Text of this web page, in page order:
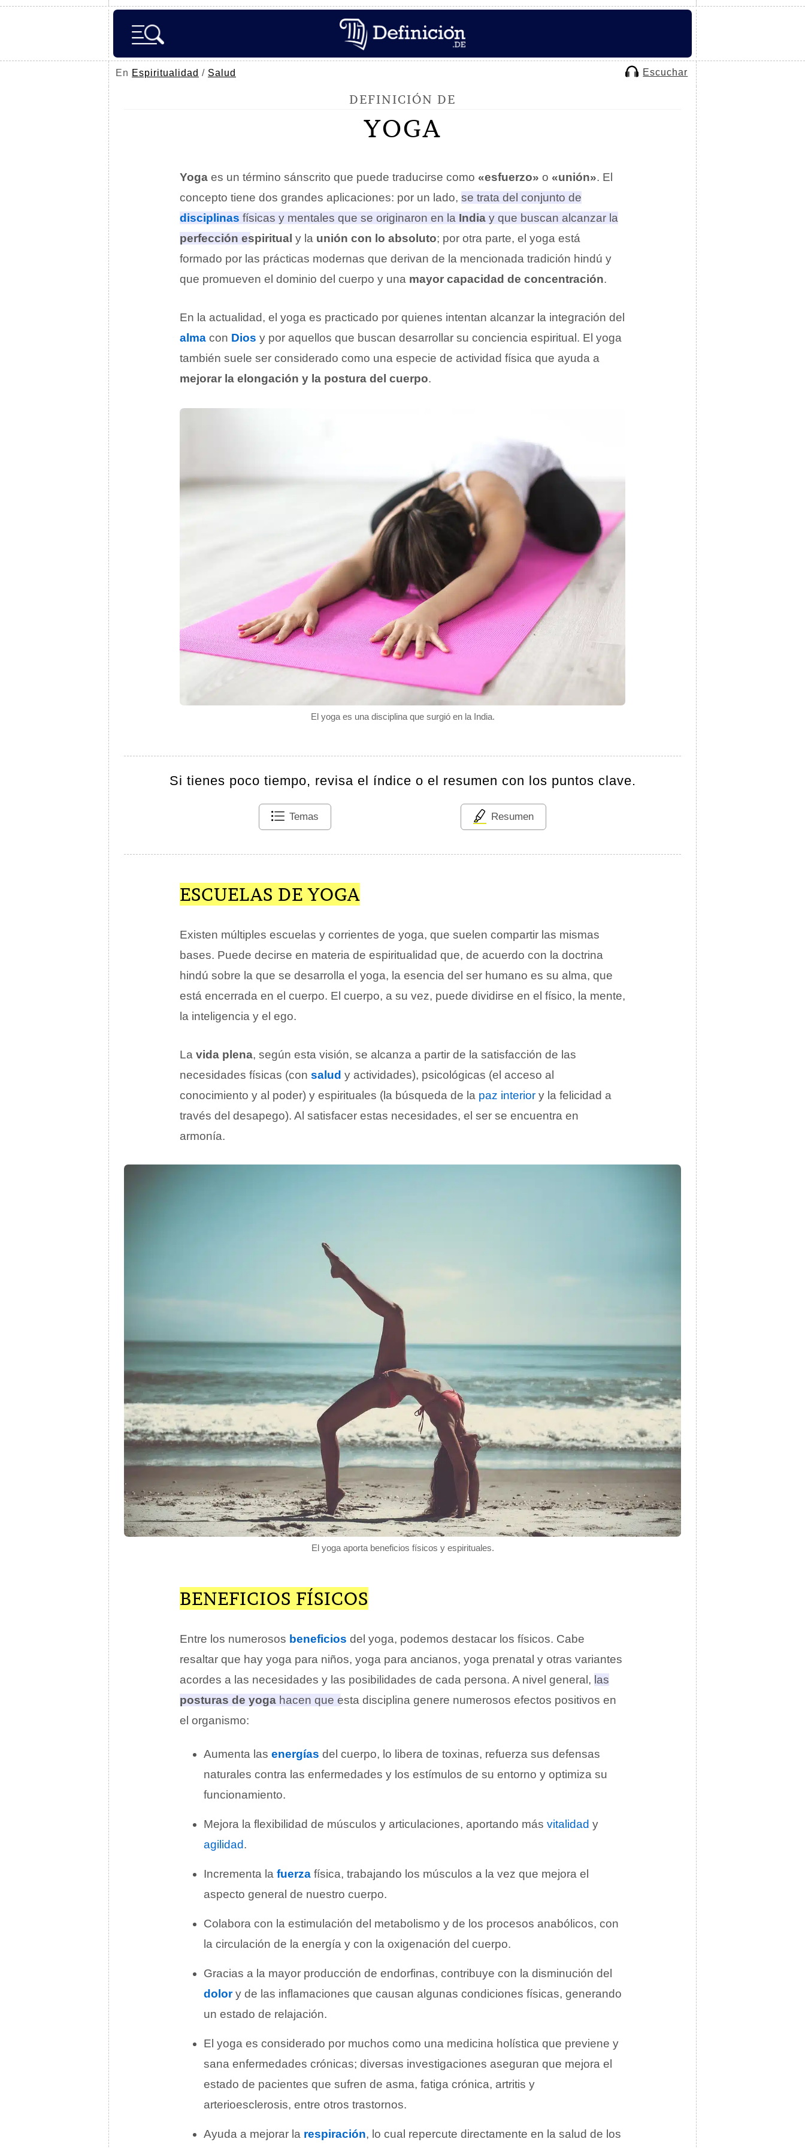
En Espiritualidad / Salud Escuchar
DEFINICIÓN DE
YOGA
El yoga es una disciplina que surgió en la India.
Yoga es un término sánscrito que puede traducirse como «esfuerzo» o «unión». El
concepto tiene dos grandes aplicaciones: por un lado, se trata del conjunto de
disciplinas físicas y mentales que se originaron en la India y que buscan alcanzar la
perfección espiritual y la unión con lo absoluto; por otra parte, el yoga está
formado por las prácticas modernas que derivan de la mencionada tradición hindú y
que promueven el dominio del cuerpo y una mayor capacidad de concentración.
En la actualidad, el yoga es practicado por quienes intentan alcanzar la integración del
alma con Dios y por aquellos que buscan desarrollar su conciencia espiritual. El yoga
también suele ser considerado como una especie de actividad física que ayuda a
mejorar la elongación y la postura del cuerpo.
Si tienes poco tiempo, revisa el índice o el resumen con los puntos clave.
Temas Resumen
ESCUELAS DE YOGA
Existen múltiples escuelas y corrientes de yoga, que suelen compartir las mismas
bases. Puede decirse en materia de espiritualidad que, de acuerdo con la doctrina
hindú sobre la que se desarrolla el yoga, la esencia del ser humano es su alma, que
está encerrada en el cuerpo. El cuerpo, a su vez, puede dividirse en el físico, la mente,
la inteligencia y el ego.
La vida plena, según esta visión, se alcanza a partir de la satisfacción de las
necesidades físicas (con salud y actividades), psicológicas (el acceso al
conocimiento y al poder) y espirituales (la búsqueda de la paz interior y la felicidad a
través del desapego). Al satisfacer estas necesidades, el ser se encuentra en
armonía.
El yoga aporta beneficios físicos y espirituales.
BENEFICIOS FÍSICOS
Entre los numerosos beneficios del yoga, podemos destacar los físicos. Cabe
resaltar que hay yoga para niños, yoga para ancianos, yoga prenatal y otras variantes
acordes a las necesidades y las posibilidades de cada persona. A nivel general, las
posturas de yoga hacen que esta disciplina genere numerosos efectos positivos en
el organismo:
Aumenta las energías del cuerpo, lo libera de toxinas, refuerza sus defensas
naturales contra las enfermedades y los estímulos de su entorno y optimiza su
funcionamiento.
Mejora la flexibilidad de músculos y articulaciones, aportando más vitalidad y
agilidad.
Incrementa la fuerza física, trabajando los músculos a la vez que mejora el
aspecto general de nuestro cuerpo.
Colabora con la estimulación del metabolismo y de los procesos anabólicos, con
la circulación de la energía y con la oxigenación del cuerpo.
Gracias a la mayor producción de endorfinas, contribuye con la disminución del
dolory de las inflamaciones que causan algunas condiciones físicas, generando
un estado de relajación.
El yoga es considerado por muchos como una medicina holística que previene y
sana enfermedades crónicas; diversas investigaciones aseguran que mejora el
estado de pacientes que sufren de asma, fatiga crónica, artritis y
arterioesclerosis, entre otros trastornos.
Ayuda a mejorar la respiración, lo cual repercute directamente en la salud de los